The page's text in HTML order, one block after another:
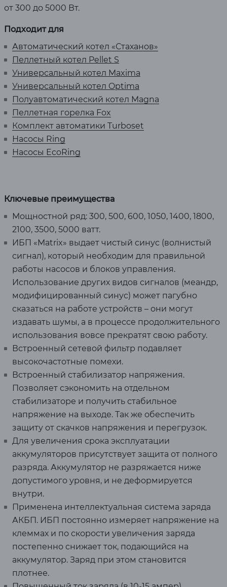
от 300 до 5000 Вт.
Подходит для
Автоматический котел «Стаханов»
Пеллетный котел Pellet S
Универсальный котел Maxima
Универсальный котел Optima
Полуавтоматический котел Magna
Пеллетная горелка Fox
Комплект автоматики Turboset
Насосы Ring
Насосы EcoRing
Ключевые преимущества
Мощностной ряд: 300, 500, 600, 1050, 1400, 1800,
2100, 3500, 5000 ватт.
ИБП «Matrix» выдает чистый синус (волнистый
сигнал), который необходим для правильной
работы насосов и блоков управления.
Использование других видов сигналов (меандр,
модифицированный синус) может пагубно
сказаться на работе устройств – они могут
издавать шумы, а в процессе продолжительного
использования вовсе прекратят свою работу.
Встроенный сетевой фильтр подавляет
высокочастотные помехи.
Встроенный стабилизатор напряжения.
Позволяет сэкономить на отдельном
стабилизаторе и получить стабильное
напряжение на выходе. Так же обеспечить
защиту от скачков напряжения и перегрузок.
Для увеличения срока эксплуатации
аккумуляторов присутствует защита от полного
разряда. Аккумулятор не разряжается ниже
допустимого уровня, и не деформируется
внутри.
Применена интеллектуальная система заряда
АКБП. ИБП постоянно измеряет напряжение на
клеммах и по скорости увеличения заряда
постепенно снижает ток, подающийся на
аккумулятор. Заряд при этом становится
плотнее.